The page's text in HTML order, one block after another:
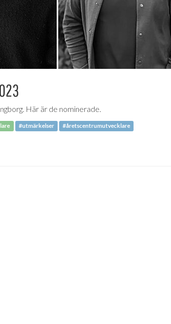
Här är de nominerade.
#utmärkelser #åretscentrumutvecklare